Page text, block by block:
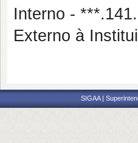
Interno -
Externo à
SIGAA |